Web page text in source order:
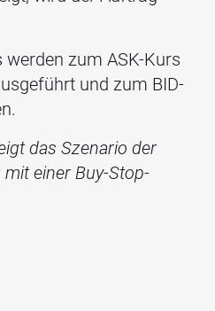
werden zum ASK-Kurs
und zum BID-
das Szenario der
einer Buy-Stop-